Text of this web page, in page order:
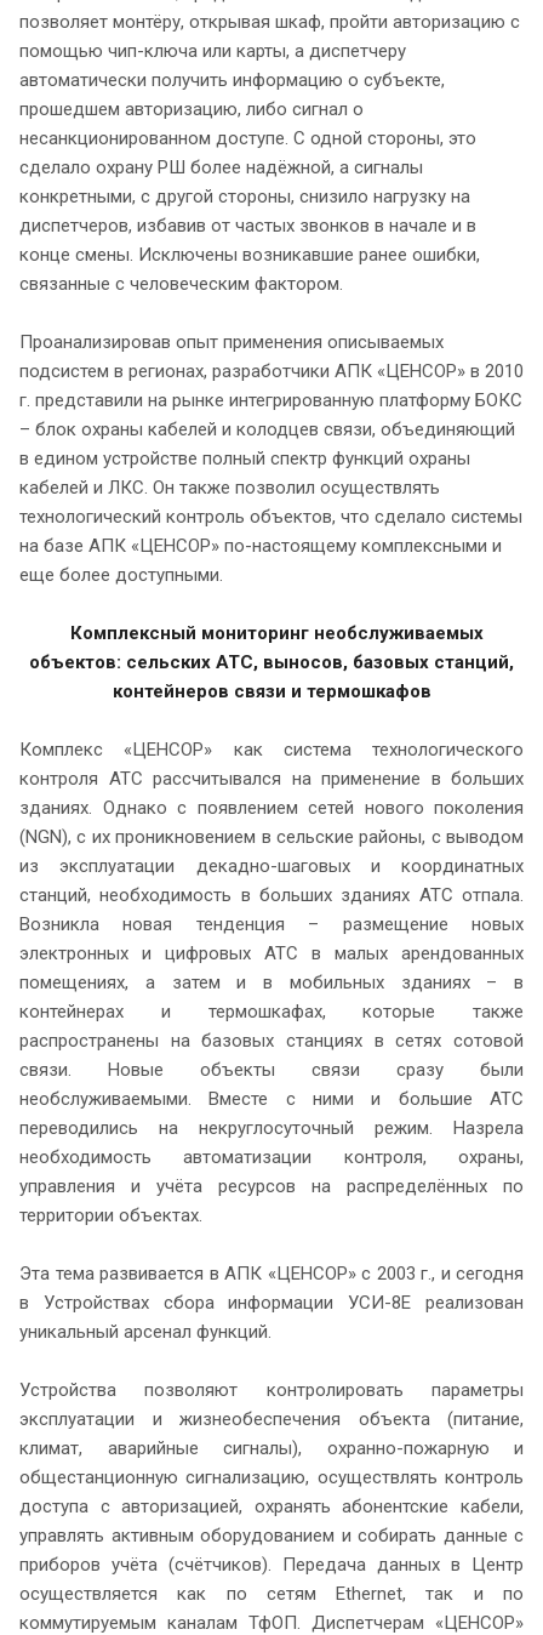
позволяет монтёру, открывая шкаф, пройти авторизацию с
помощью чип-ключа или карты, а диспетчеру
автоматически получить информацию о субъекте,
прошедшем авторизацию, либо сигнал о
несанкционированном доступе. С одной стороны, это
сделало охрану РШ более надёжной, а сигналы
конкретными, с другой стороны, снизило нагрузку на
диспетчеров, избавив от частых звонков в начале и в
конце смены. Исключены возникавшие ранее ошибки,
связанные с человеческим фактором.
Проанализировав опыт применения описываемых
подсистем в регионах, разработчики АПК «ЦЕНСОР» в 2010
г. представили на рынке интегрированную платформу БОКС
– блок охраны кабелей и колодцев связи, объединяющий
в едином устройстве полный спектр функций охраны
кабелей и ЛКС. Он также позволил осуществлять
технологический контроль объектов, что сделало системы
на базе АПК «ЦЕНСОР» по-настоящему комплексными и
еще более доступными.
Комплексный мониторинг необслуживаемых
объектов: сельских АТС, выносов, базовых станций,
контейнеров связи и термошкафов
Комплекс «ЦЕНСОР» как система технологического
контроля АТС рассчитывался на применение в больших
зданиях. Однако с появлением сетей нового поколения
(NGN), с их проникновением в сельские районы, с выводом
из эксплуатации декадно-шаговых и координатных
станций, необходимость в больших зданиях АТС отпала.
Возникла новая тенденция – размещение новых
электронных и цифровых АТС в малых арендованных
помещениях, а затем и в мобильных зданиях – в
контейнерах и термошкафах, которые также
распространены на базовых станциях в сетях сотовой
связи. Новые объекты связи сразу были
необслуживаемыми. Вместе с ними и большие АТС
переводились на некруглосуточный режим. Назрела
необходимость автоматизации контроля, охраны,
управления и учёта ресурсов на распределённых по
территории объектах.
Эта тема развивается в АПК «ЦЕНСОР» с 2003 г., и сегодня
в Устройствах сбора информации УСИ-8Е реализован
уникальный арсенал функций.
Устройства позволяют контролировать параметры
эксплуатации и жизнеобеспечения объекта (питание,
климат, аварийные сигналы), охранно-пожарную и
общестанционную сигнализацию, осуществлять контроль
доступа с авторизацией, охранять абонентские кабели,
управлять активным оборудованием и собирать данные с
приборов учёта (счётчиков). Передача данных в Центр
осуществляется как по сетям Ethernet, так и по
коммутируемым каналам ТфОП. Диспетчерам «ЦЕНСОР»